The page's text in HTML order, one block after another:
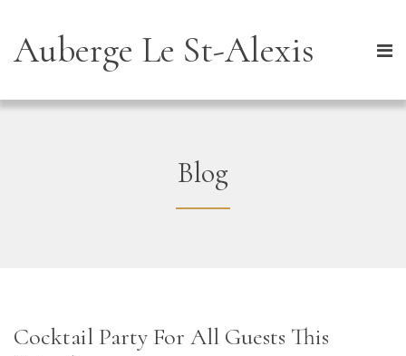
Auberge Le St-Alexis
Blog
Cocktail Party For All Guests This